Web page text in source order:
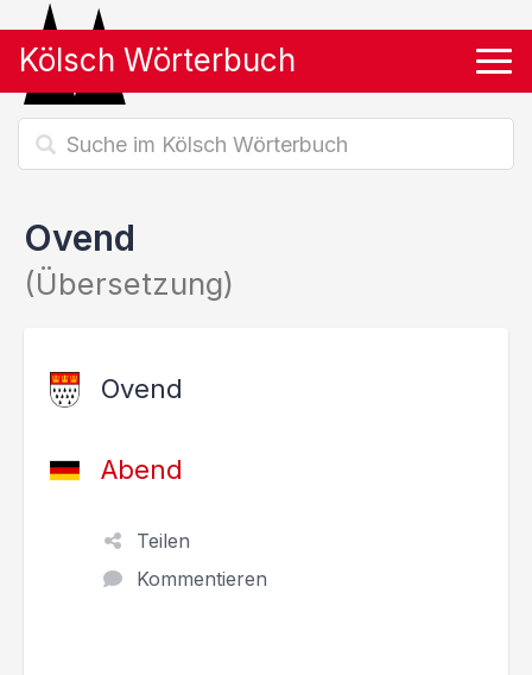
Kölsch Wörterbuch
Ovend
(Übersetzung)
Ovend
Abend
Teilen
Kommentieren